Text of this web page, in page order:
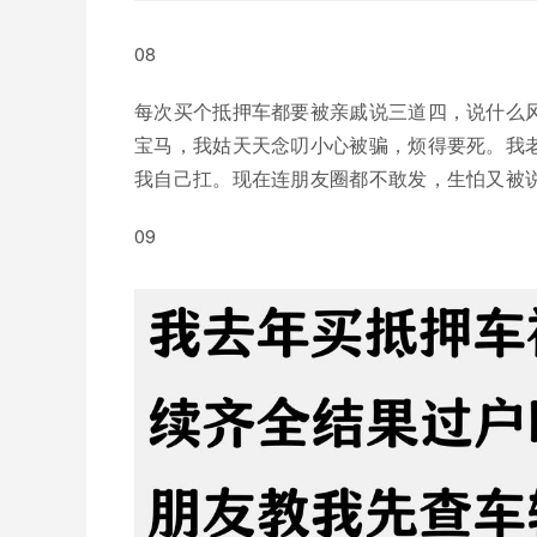
08
每次买个抵押车都要被亲戚说三道四，说什
宝马，我姑天天念叨小心被骗，烦得要死。
我自己扛。现在连朋友圈都不敢发，生怕又被
09